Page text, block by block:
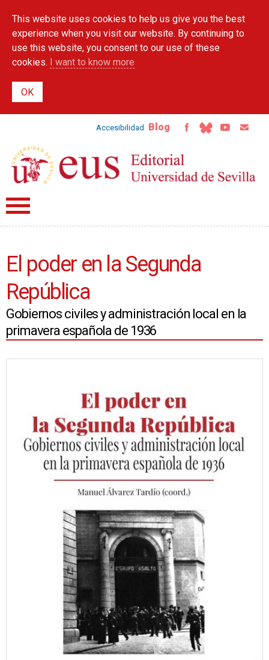
main
content
This website uses cookies to help us give you the best
experience when you visit our website. By continuing to
use this website, you consent to our use of these
cookies. I want to know more
Accesibilidad Blog
El poder en la Segunda
República
Gobiernos civiles y administración local en la
primavera española de 1936